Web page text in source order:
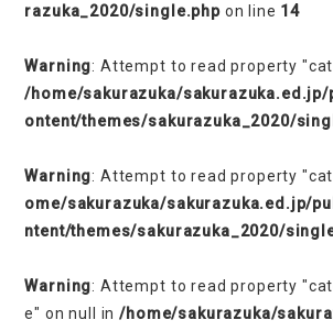
razuka_2020/single.phpon line 14
Warning: Attempt to read property
/home/sakurazuka/
ontent/themes/sakurazuka_2020/
Warning: Attempt to read property
ome/sakurazuka/sakurazuka.ed.jp/
ntent/themes/sakurazuka_2020/
Warning: Attempt to read property
e" on null in/home/sakurazuka/